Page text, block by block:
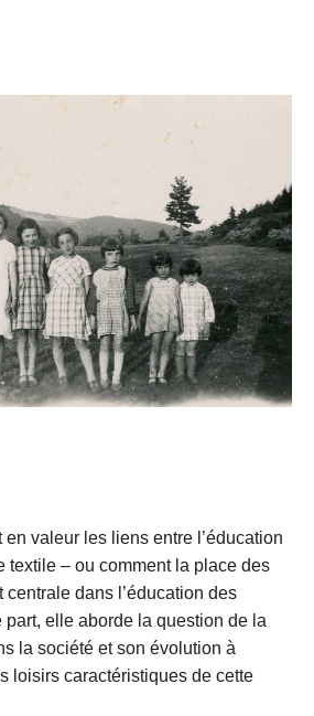
valeur les liens entre l’éducation
textile – ou comment la place des
centrale dans l’éducation des
part, elle aborde la question de la
la société et son évolution à
loisirs caractéristiques de cette